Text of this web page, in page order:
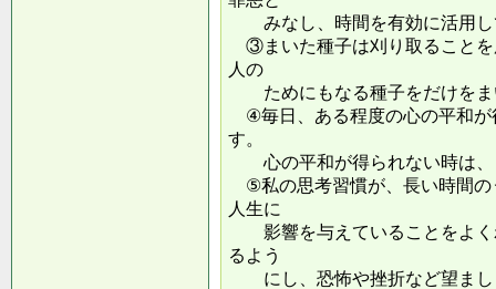
みなし、時間を有効に活用し
③まいた種子は刈り取ることを
人の
ためにもなる種子をだけをま
④毎日、ある程度の心の平和が
す。
心の平和が得られない時は、
⑤私の思考習慣が、長い時間の
人生に
影響を与えていることをよく
るよう
にし、恐怖や挫折など望まし